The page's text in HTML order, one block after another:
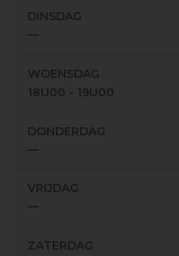
DINSDAG
—
WOENSDAG
18U00 - 19U00
DONDERDAG
—
VRIJDAG
—
ZATERDAG